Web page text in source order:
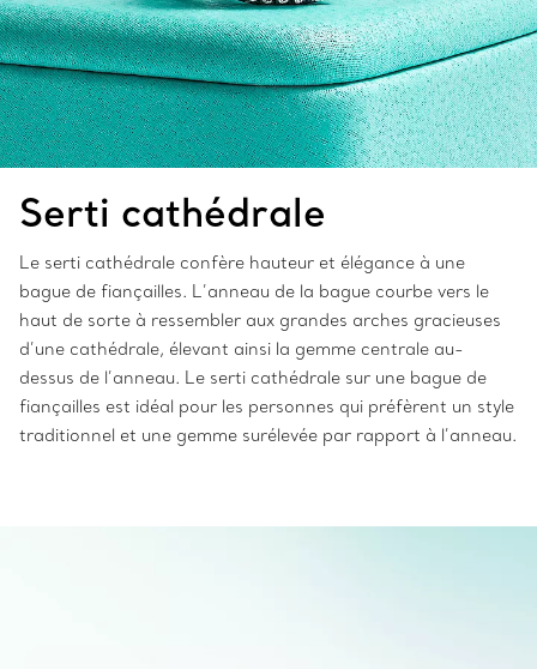
Serti cathédrale
Le serti cathédrale confère hauteur et élégance à une
bague de fiançailles. L’anneau de la bague courbe vers le
haut de sorte à ressembler aux grandes arches gracieuses
d’une cathédrale, élevant ainsi la gemme centrale au-
dessus de l’anneau. Le serti cathédrale sur une bague de
fiançailles est idéal pour les personnes qui préfèrent un style
traditionnel et une gemme surélevée par rapport à l’anneau.